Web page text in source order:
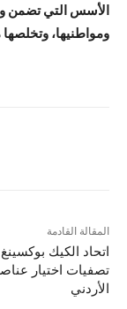
الأسس التي تضمن
ومواطنيها،
المقالة القادمة
اتحاد الكيك
تصفيات اختيار
الأردني